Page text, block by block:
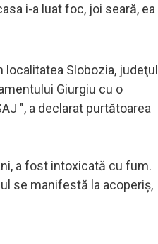
i-a luat foc, joi seară, ea
localitatea Slobozia, judeţul
Giurgiu cu o
", a declarat purtătoarea
a fost intoxicată cu fum.
se manifestă la acoperiş,